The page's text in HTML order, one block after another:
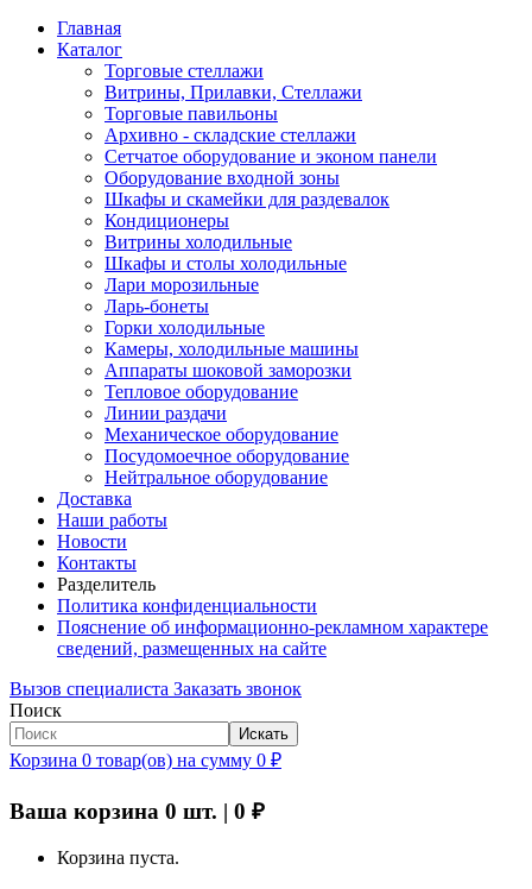
Главная
Каталог
Торговые стеллажи
Витрины, Прилавки, Стеллажи
Торговые павильоны
Архивно - складские стеллажи
Сетчатое оборудование и эконом панели
Оборудование входной зоны
Шкафы и скамейки для раздевалок
Кондиционеры
Витрины холодильные
Шкафы и столы холодильные
Лари морозильные
Ларь-бонеты
Горки холодильные
Камеры, холодильные машины
Аппараты шоковой заморозки
Тепловое оборудование
Линии раздачи
Механическое оборудование
Посудомоечное оборудование
Нейтральное оборудование
Доставка
Наши работы
Новости
Контакты
Разделитель
Политика конфиденциальности
Пояснение об информационно-рекламном характере
сведений, размещенных на сайте
Вызов специалиста Заказать звонок
Поиск
Искать
Корзина 0 товар(ов) на сумму 0 ₽
Ваша корзина 0 шт. | 0 ₽
Корзина пуста.